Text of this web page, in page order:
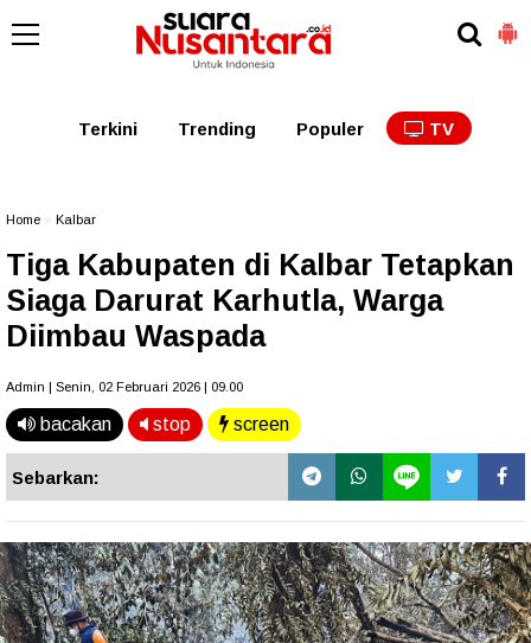
Kalbar Kalteng
Terkini Trending Populer TV
Home Kalbar
Tiga Kabupaten di Kalbar Tetapkan
Siaga Darurat Karhutla, Warga
Diimbau Waspada
Admin | Senin, 02 Februari 2026 | 09.00
bacakan stop screen
Sebarkan: